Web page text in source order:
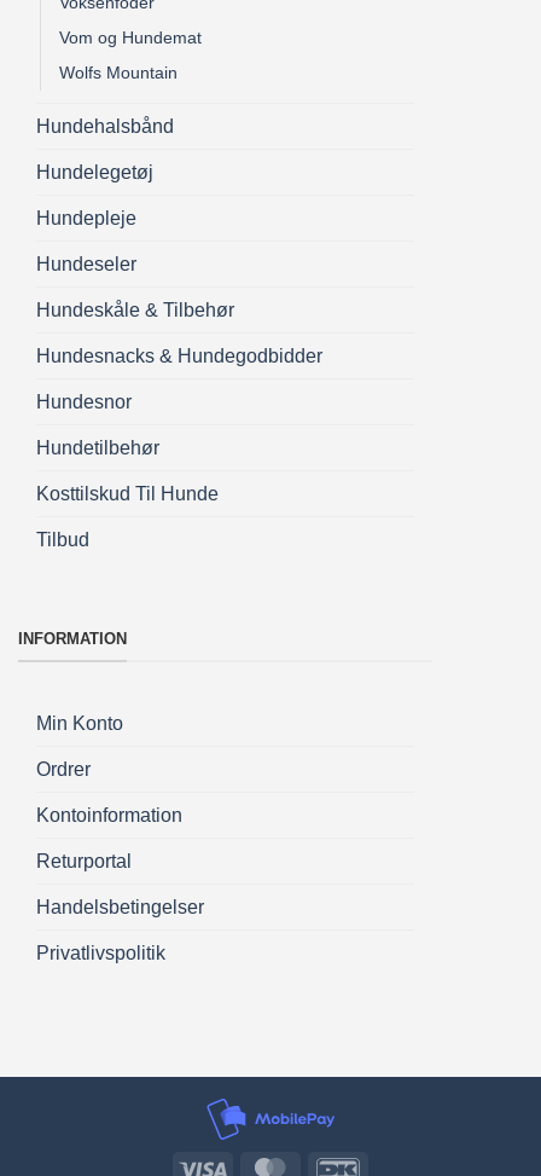
Vom og Hundemat
Wolfs Mountain
Hundehalsbånd
Hundelegetøj
Hundepleje
Hundeseler
Hundeskåle & Tilbehør
Hundesnacks & Hundegodbidder
Hundesnor
Hundetilbehør
Kosttilskud Til Hunde
Tilbud
INFORMATION
Min Konto
Ordrer
Kontoinformation
Returportal
Handelsbetingelser
Privatlivspolitik
Visa MasterCard